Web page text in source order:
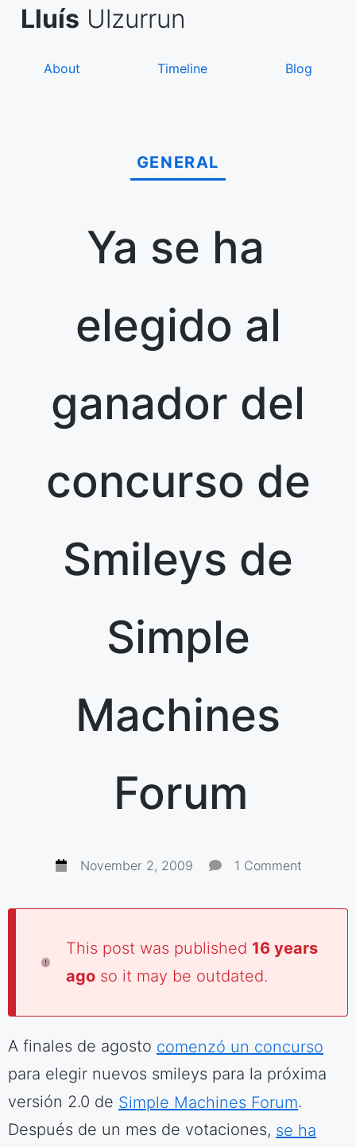
SkipLluís Ulzurrun
About Timeline Blog
GENERAL
Ya se ha
elegido al
ganador del
concurso de
Smileys de
Simple
Machines
Forum
November 2, 2009 1 Comment
This post was published 16 years
ago so it may be outdated.
A finales de agosto comenzó un concurso
para elegir nuevos smileys para la próxima
versión 2.0 de Simple Machines Forum.
Después de un mes de votaciones, se ha